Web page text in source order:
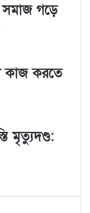
সমাজ গড়ে
কাজ করতে
মৃত্যুদণ্ড: